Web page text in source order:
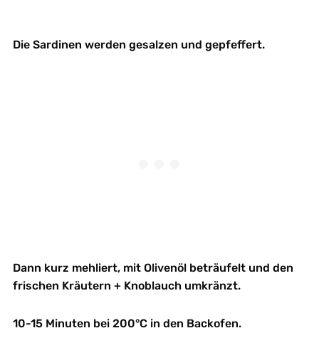
Die Sardinen werden gesalzen und gepfeffert.
Dann kurz mehliert, mit Olivenöl beträufelt und den
frischen Kräutern + Knoblauch umkränzt.
10-15 Minuten bei 200°C in den Backofen.